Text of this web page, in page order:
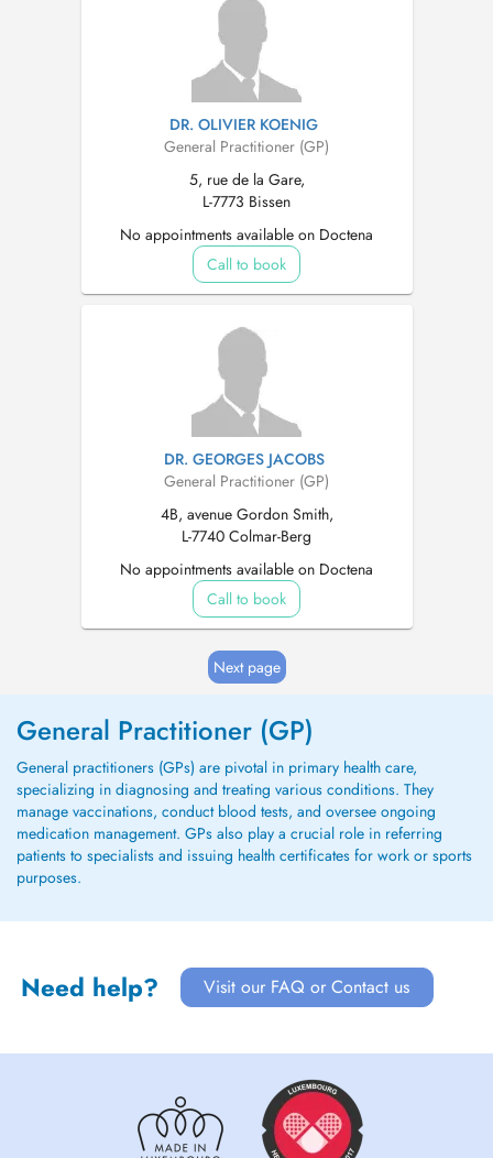
DR. OLIVIER KOENIG
General Practitioner (GP)
5, rue de la Gare,
L-7773 Bissen
No appointments available on Doctena
Call to book
DR. GEORGES JACOBS
General Practitioner (GP)
4B, avenue Gordon Smith,
L-7740 Colmar-Berg
No appointments available on Doctena
Call to book
Next page
General Practitioner (GP)
General practitioners (GPs) are pivotal in primary health care,
specializing in diagnosing and treating various conditions. They
manage vaccinations, conduct blood tests, and oversee ongoing
medication management. GPs also play a crucial role in referring
patients to specialists and issuing health certificates for work or sports
purposes.
Need help? Visit our FAQ or Contact us